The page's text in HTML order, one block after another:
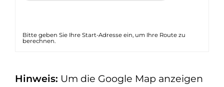
Bitte geben Sie Ihre Start-Adresse ein, um Ihre Route zu
berechnen.
Hinweis: Um die Google Map anzeigen